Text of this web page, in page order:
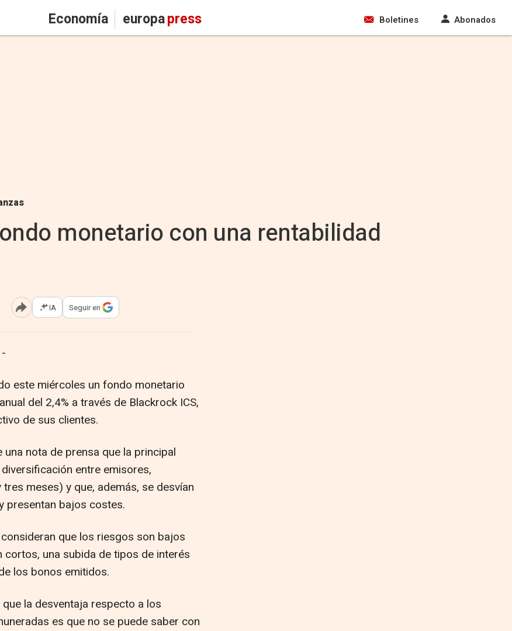
Economía europapress Boletines Abonados
monetario con una rentabilidad
Abrir opciones para compartir
IA Seguir en
este miércoles un fondo monetario
del 2,4% a través de Blackrock ICS,
de sus clientes.
nota de prensa que la principal
entre emisores,
meses) y que, además, se desvían
presentan bajos costes.
que los riesgos son bajos
una subida de tipos de interés
los bonos emitidos.
la desventaja respecto a los
es que no se puede saber con